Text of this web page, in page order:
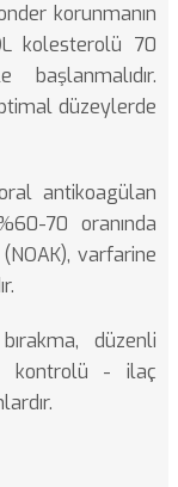
korunmanın
kolesterolü 70
düzeylerde
antikoagülan
70 oranında
varfarine
düzenli
kontrolü - ilaç